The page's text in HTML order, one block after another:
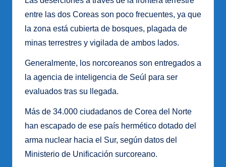
entre las dos Coreas son poco frecuentes, ya que
la zona está cubierta de bosques, plagada de
minas terrestres y vigilada de ambos lados.
Generalmente, los norcoreanos son entregados a
la agencia de inteligencia de Seúl para ser
evaluados tras su llegada.
Más de 34.000 ciudadanos de Corea del Norte
han escapado de ese país hermético dotado del
arma nuclear hacia el Sur, según datos del
Ministerio de Unificación surcoreano.